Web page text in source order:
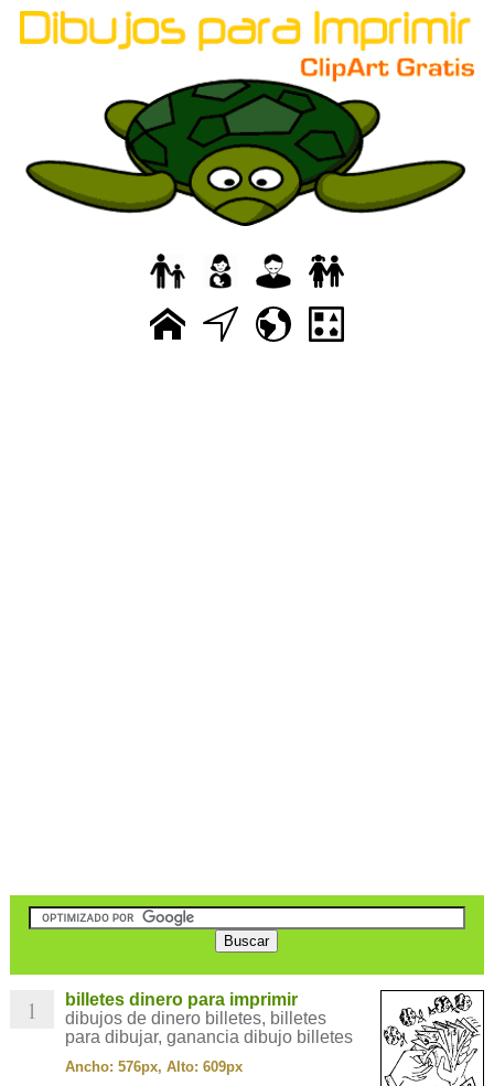
1
billetes dinero para imprimir
dibujos de dinero billetes, billetes
para dibujar, ganancia dibujo billetes
Ancho: 576px, Alto: 609px